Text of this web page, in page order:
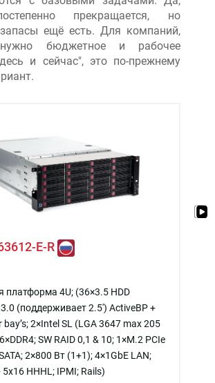
прекращается, но
ещё есть. Для компаний,
бюджетное и рабочее
и сейчас", это по-прежнему
E-R
платформа 4U; (36×3.5 HDD
3.0 (поддерживает 2.5') ActiveBP +
bay’s; 2×Intel SL (LGA 3647 max 205
SW RAID 0,1 & 10; 1×M.2 PCIe
2×800 Вт (1+1); 4×1GbE LAN;
5x16 HHHL; IPMI; Rails)